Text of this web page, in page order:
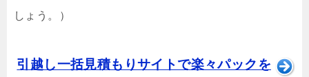
しょう。）
引越し一括見積もりサイトで楽々パックを